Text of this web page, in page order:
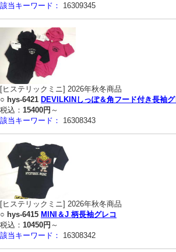
該当キーワード：
16309345
[ヒステリックミニ] 2026年秋冬商品
○ hys-6421 DEVILKINしっぽ＆角フード付き長袖グ
税込： 15400円 ～
該当キーワード：
16308343
[ヒステリックミニ] 2026年秋冬商品
○ hys-6415 MINI＆J 柄長袖グレコ
税込： 10450円 ～
該当キーワード：
16308342